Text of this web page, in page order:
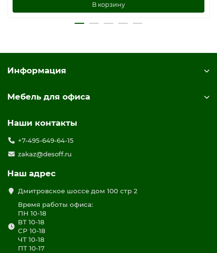
В корзину
Информация
Мебель для офиса
Наши контакты
+7-495-649-64-15
zakaz@desoff.ru
Наш адрес
Дмитровское шоссе дом 100 стр 2
Время работы офиса:
ПН 10-18
ВТ 10-18
СР 10-18
ЧТ 10-18
ПТ 10-17